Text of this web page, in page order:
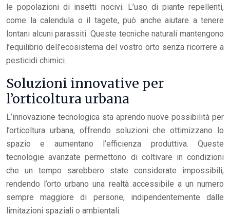
le popolazioni di insetti nocivi. L’uso di piante repellenti,
come la calendula o il tagete, può anche aiutare a tenere
lontani alcuni parassiti. Queste tecniche naturali mantengono
l’equilibrio dell’ecosistema del vostro orto senza ricorrere a
pesticidi chimici.
Soluzioni innovative per
l’orticoltura urbana
L’innovazione tecnologica sta aprendo nuove possibilità per
l’orticoltura urbana, offrendo soluzioni che ottimizzano lo
spazio e aumentano l’efficienza produttiva. Queste
tecnologie avanzate permettono di coltivare in condizioni
che un tempo sarebbero state considerate impossibili,
rendendo l’orto urbano una realtà accessibile a un numero
sempre maggiore di persone, indipendentemente dalle
limitazioni spaziali o ambientali.